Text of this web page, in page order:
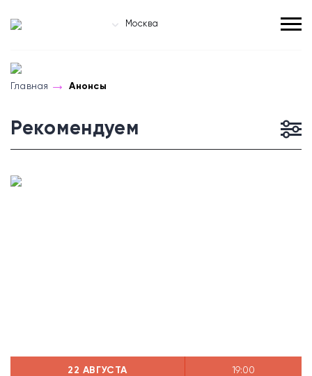
Москва
Главная Анонсы
Рекомендуем
22 АВГУСТА 19:00